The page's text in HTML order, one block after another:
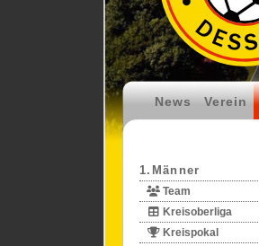
News Verein
1.Männer
Team
Kreisoberliga
Kreispokal